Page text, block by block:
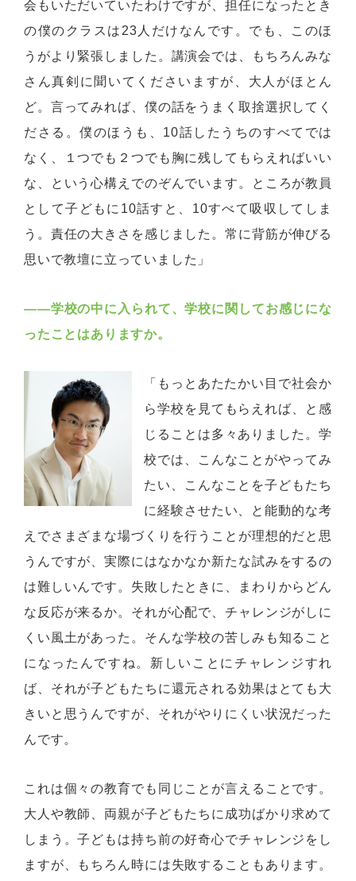
会もいただいていたわけですが、担任になったとき
の僕のクラスは23人だけなんです。でも、このほ
うがより緊張しました。講演会では、もちろんみな
さん真剣に聞いてくださいますが、大人がほとん
ど。言ってみれば、僕の話をうまく取捨選択してく
ださる。僕のほうも、10話したうちのすべてでは
なく、１つでも２つでも胸に残してもらえればいい
な、という心構えでのぞんでいます。ところが教員
として子どもに10話すと、10すべて吸収してしま
う。責任の大きさを感じました。常に背筋が伸びる
思いで教壇に立っていました」
――学校の中に入られて、学校に関してお感じにな
ったことはありますか。
「もっとあたたかい目で社会か
ら学校を見てもらえれば、と感
じることは多々ありました。学
校では、こんなことがやってみ
たい、こんなことを子どもたち
に経験させたい、と能動的な考
えでさまざまな場づくりを行うことが理想的だと思
うんですが、実際にはなかなか新たな試みをするの
は難しいんです。失敗したときに、まわりからどん
な反応が来るか。それが心配で、チャレンジがしに
くい風土があった。そんな学校の苦しみも知ること
になったんですね。新しいことにチャレンジすれ
ば、それが子どもたちに還元される効果はとても大
きいと思うんですが、それがやりにくい状況だった
んです。
これは個々の教育でも同じことが言えることです。
大人や教師、両親が子どもたちに成功ばかり求めて
しまう。子どもは持ち前の好奇心でチャレンジをし
ますが、もちろん時には失敗することもあります。